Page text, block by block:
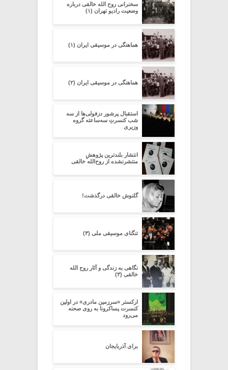
سخنرانی روح الله خالقی درباره
وضعیت رادیو تهران (۱)
هماهنگی در موسیقی ایران (۱)
هماهنگی در موسیقی ایران (۲)
استقبال پرشور دزفولی‌ها از سه‌
شب کنسرتِ سه‌ساعته گروه
وزیری
انتشار بلندترین پژوهشِ
منتشرنشده از روح‌الله خالقی
گلنوش خالقی درگذشت!
تنگنای موسیقی ملی (۳)
نگاهی به زندگی و آثار روح الله
خالقی (۳)
ارکستر «سرزمین مادری» در اولین
کنسرت پساکرونا به روی صحنه
می‌رود
برای آذربایجان